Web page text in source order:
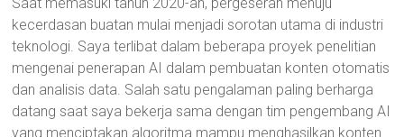
kecerdasan buatan mulai menjadi sorotan utama di industri
teknologi. Saya terlibat dalam beberapa proyek penelitian
mengenai penerapan AI dalam pembuatan konten otomatis
dan analisis data. Salah satu pengalaman paling berharga
datang saat saya bekerja sama dengan tim pengembang AI
yang menciptakan algoritma mampu menghasilkan konten